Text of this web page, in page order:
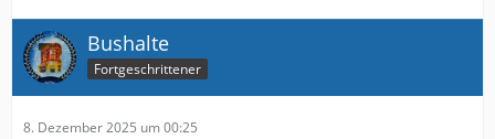
Bushalte
Fortgeschrittener
8. Dezember 2025 um 00:25